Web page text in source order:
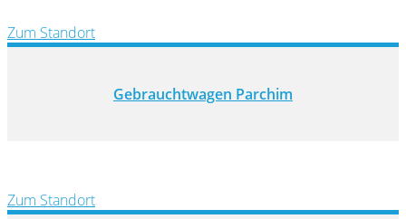
Zum Standort
Gebrauchtwagen Parchim
Zum Standort